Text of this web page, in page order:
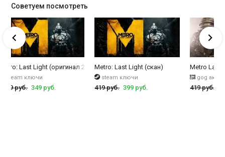
Советуем посмотреть
Last Light (оригинал 2013)
steam ключи
руб. 349 руб.
Metro: Last Light (скан)
steam ключи
419 руб. 399 руб.
Metro Last
gog
419 руб.